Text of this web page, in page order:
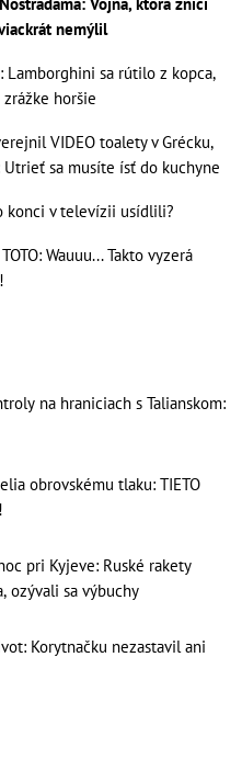
nemýlil
Lamborghini sa rútilo z kopca,
horšie
VIDEO toalety v Grécku,
Utrieť sa musíte ísť do kuchyne
konci v televízii usídlili?
Wauuu... Takto vyzerá
na hraniciach s Talianskom:
obrovskému tlaku: TIETO
pri Kyjeve: Ruské rakety
ozývali sa výbuchy
Korytnačku nezastavil ani